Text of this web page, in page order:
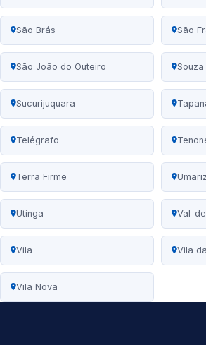
São Brás São
São João do Outeiro Souza
Sucurijuquara
Telégrafo
Terra Firme
Utinga Val-
Vila Vila
Vila Nova